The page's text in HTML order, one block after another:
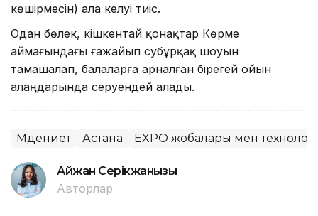
көшірмесін) ала келуі тиіс.
Одан бөлек, кішкентай қонақтар Көрме
аймағындағы ғажайып субұрқақ шоуын
тамашалап, балаларға арналған бірегей ойын
алаңдарында серуендей алады.
Мәдениет Астана EXPO жобалары мен
Айжан Серікжанқызы
Авторлар